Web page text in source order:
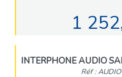
1
INTERPHONE AUDIO
Réf :